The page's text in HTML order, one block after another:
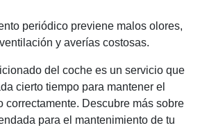
periódico previene malos olores,
y averías costosas.
del coche es un servicio que
cierto tiempo para mantener el
correctamente. Descubre más sobre
para el mantenimiento de tu